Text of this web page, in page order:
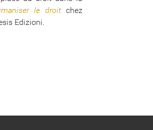
le droit chez
Edizioni.